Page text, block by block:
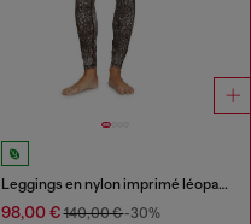
Leggings en nylon imprimé léopard
98,00 €140,00 €-30%